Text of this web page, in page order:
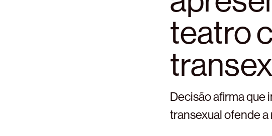
teatro
Decisão afirma que
transexual ofende a